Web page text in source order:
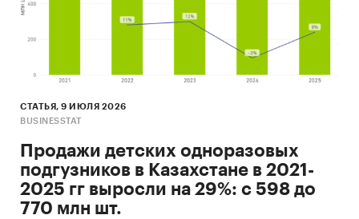
Россия, Иран, Индия, Мексика, Германия,
Кения, Чешская Республика, Нидерланды,
Австрия, Таиланд и прочие
В разделе `Экспорт` рассмотрены страны:
Туркмения, Пакистан, Латвия, Литва, Ирак,
Выдержки из исследования:
- На казахстанском рынке гороха в последние
годы нет выраженного тренда.
СТАТЬЯ, 9 ИЮЛЯ 2026
BUSINESSTAT
Продажи детских одноразовых
подгузников в Казахстане в 2021-
2025 гг выросли на 29%: с 598 до
770 млн шт.